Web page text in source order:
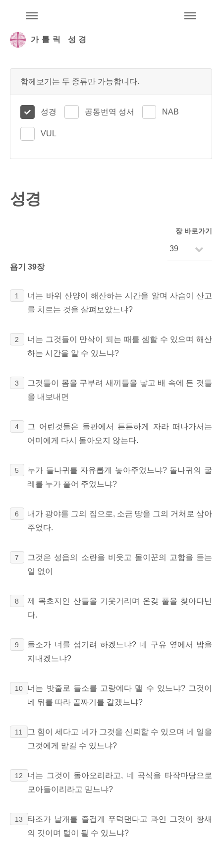
가톨릭 성경
함께보기는 두 종류만 가능합니다.
성경 공동번역 성서 NAB
VUL
성경
장 바로가기
욥기 39장
1
너는 바위 산양이 해산하는 시간을 알며 사슴이 산고
를 치르는 것을 살펴보았느냐?
2
너는 그것들이 만삭이 되는 때를 셈할 수 있으며 해산
하는 시간을 알 수 있느냐?
3
그것들이 몸을 구부려 새끼들을 낳고 배 속에 든 것들
을 내보내면
4
그 어린것들은 들판에서 튼튼하게 자라 떠나가서는
어미에게 다시 돌아오지 않는다.
5 누가 들나귀를 자유롭게 놓아주었느냐? 돌나귀의
굴
레를 누가 풀어 주었느냐?
6
내가 광야를 그의 집으로, 소금 땅을 그의 거처로 삼아
주었다.
7
그것은 성읍의 소란을 비웃고 몰이꾼의 고함을 듣는
일 없이
8
제 목초지인 산들을 기웃거리며 온갖 풀을 찾아다닌
다.
9
들소가 너를 섬기려 하겠느냐? 네 구유 옆에서 밤을
지내겠느냐?
10 너는 밧줄로 들소를 고랑에다 맬 수 있느냐?그것이
네 뒤를 따라 골짜기를 갈겠느냐?
11
그 힘이 세다고 네가 그것을 신뢰할 수 있으며 네 일을
그것에게 맡길 수 있느냐?
12
너는 그것이 돌아오리라고, 네 곡식을 타작마당으로
모아들이리라고 믿느냐?
13
타조가 날개를 즐겁게 푸덕댄다고 과연 그것이 황새
의 깃이며 털이 될 수 있느냐?